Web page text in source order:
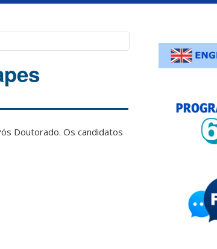
Doutorado. Os candidatos